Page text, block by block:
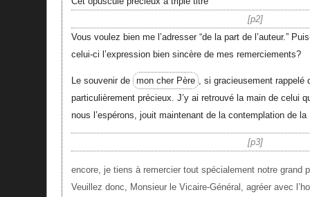
p2
Vous voulez bien me l’adresser “de la part de l’auteur.”
celui-ci l’expression bien sincère de mes remerciements?
Le souvenir de mon cher Père , si gracieusement rappelé
particulièrement précieux. J’y ai retrouvé la main de celui
nous l’espérons, jouit maintenant de la contemplation de
p3
encore, je tiens à remercier tout spécialement notre grand
Veuillez donc, Monsieur le Vicaire-Général, agréer avec